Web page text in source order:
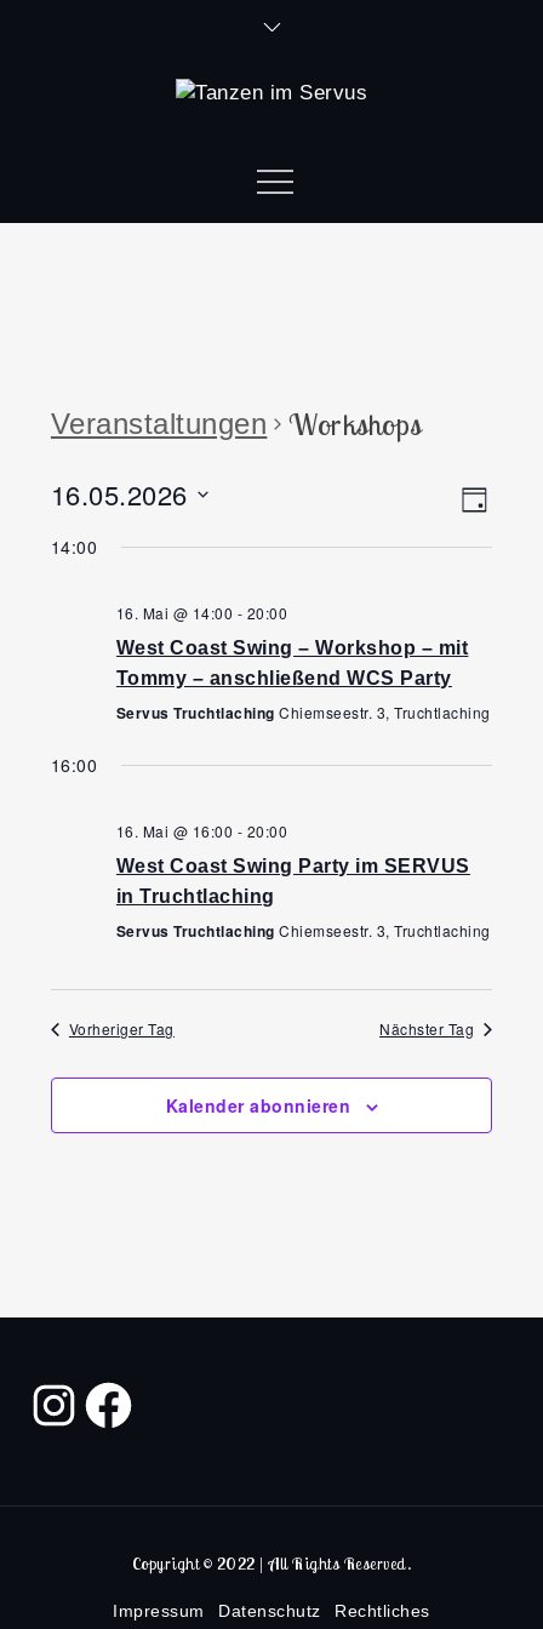
Veranstaltungen Workshops
Tag
16.05.2026
Datum
14:00
16. Mai @ 14:00 - 20:00
West Coast Swing – Workshop – mit
Tommy – anschließend WCS Party
Servus TruchtlachingChiemseestr. 3, Truchtlaching
16:00
16. Mai @ 16:00 - 20:00
West Coast Swing Party im SERVUS
in Truchtlaching
Servus TruchtlachingChiemseestr. 3, Truchtlaching
Vorheriger Tag Nächster Tag
Kalender abonnieren
Copyright © 2022 | All Rights Reserved.
Impressum Datenschutz Rechtliches